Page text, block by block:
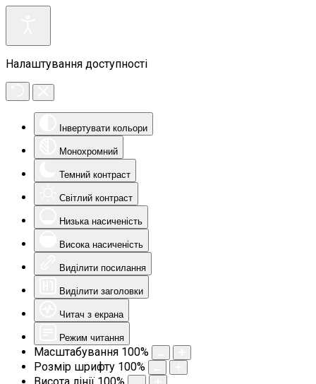
Налаштування доступності
Інвертувати кольори
Монохромний
Темний контраст
Світлий контраст
Низька насиченість
Висока насиченість
Виділити посилання
Виділити заголовки
Читач з екрана
Режим читання
Масштабування 100%
Розмір шрифту 100%